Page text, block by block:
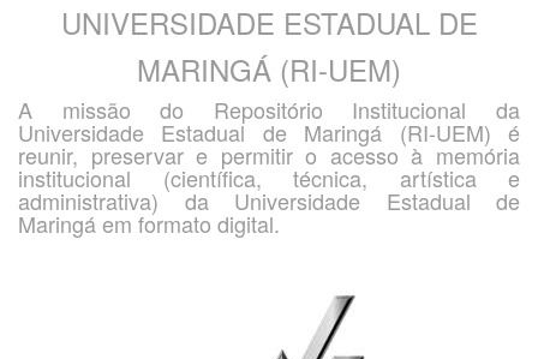
UNIVERSIDADE ESTADUAL DE
MARINGÁ (RI-UEM)
A missão do Repositório Institucional da
Universidade Estadual de Maringá (RI-UEM) é
reunir, preservar e permitir o acesso à memória
institucional (científica, técnica, artística e
administrativa) da Universidade Estadual de
Maringá em formato digital.